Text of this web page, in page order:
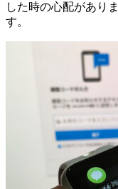
した時の心配があり
す。